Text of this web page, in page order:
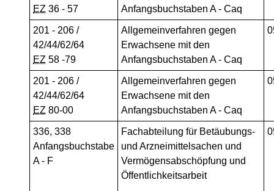
EZ 36 - 57
Anfangsbuchstaben A - Caq
201 - 206 /
42/44/62/64
EZ 58 -79
Allgemeinverfahren gegen
Erwachsene mit den
Anfangsbuchstaben A - Caq
201 - 206 /
42/44/62/64
EZ 80-00
Allgemeinverfahren gegen
Erwachsene mit den
Anfangsbuchstaben A - Caq
336, 338
Anfangsbuchstabe
A - F
Fachabteilung für Betäubungs-
und Arzneimittelsachen und
Vermögensabschöpfung und
Öffentlichkeitsarbeit